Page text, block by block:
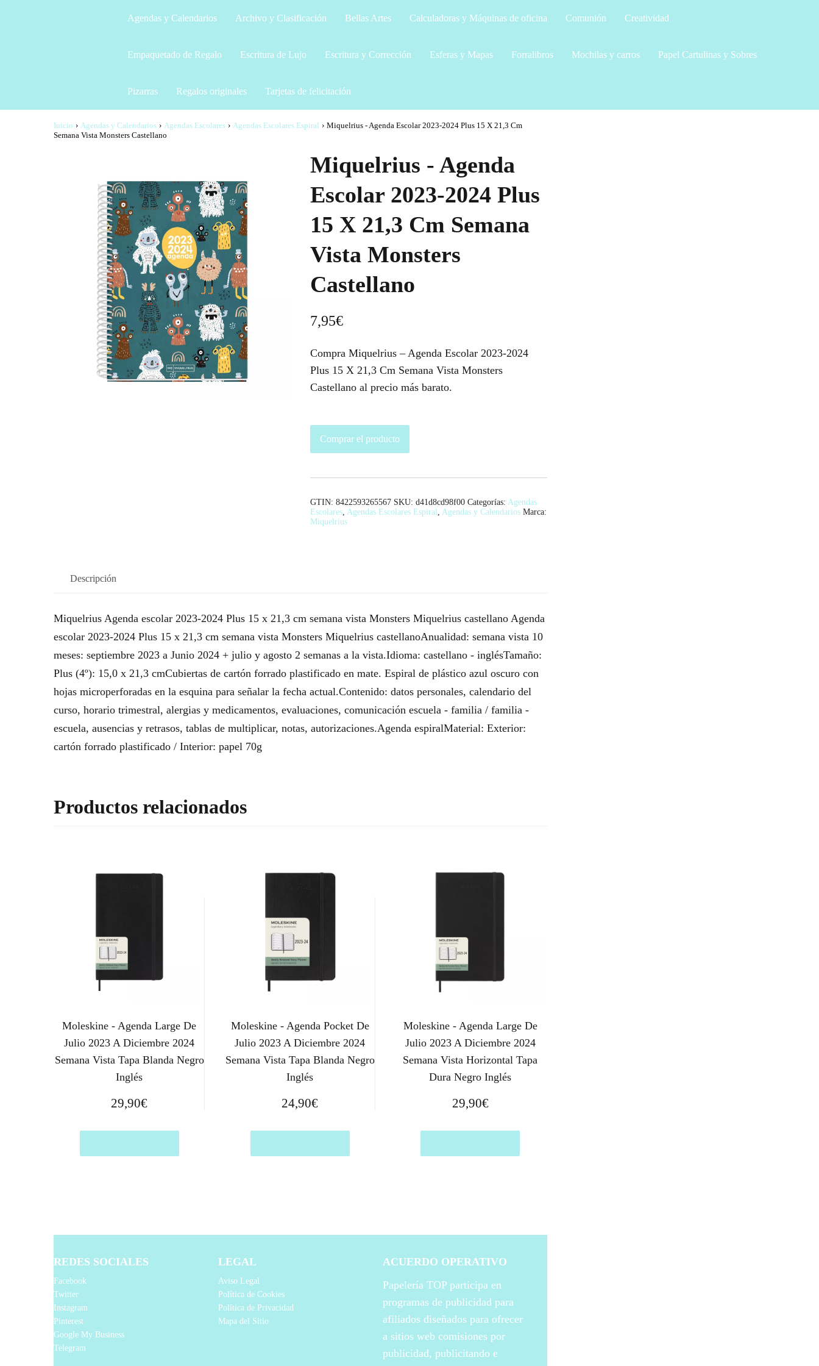
Agendas y Calendarios Archivo y Clasificación Bellas Artes Calculadoras y Máquinas de oficina Comunión Creatividad
Empaquetado de Regalo Escritura de Lujo Escritura y Corrección Esferas y Mapas Forralibros Mochilas y carros Papel Cartulinas y Sobres
Pizarras Regalos originales Tarjetas de felicitación
Inicio › Agendas y Calendarios › Agendas Escolares › Agendas Escolares Espiral › Miquelrius - Agenda Escolar 2023-2024 Plus 15 X 21,3 Cm
Semana Vista Monsters Castellano
Miquelrius - Agenda
Escolar 2023-2024 Plus
15 X 21,3 Cm Semana
Vista Monsters
Castellano
7,95€
Compra Miquelrius – Agenda Escolar 2023-2024
Plus 15 X 21,3 Cm Semana Vista Monsters
Castellano al precio más barato.
Comprar el producto
GTIN: 8422593265567 SKU: d41d8cd98f00 Categorías: Agendas
Escolares, Agendas Escolares Espiral , Agendas y Calendarios Marca:
Miquelrius
Descripción
Miquelrius Agenda escolar 2023-2024 Plus 15 x 21,3 cm semana vista Monsters Miquelrius castellano Agenda
escolar 2023-2024 Plus 15 x 21,3 cm semana vista Monsters Miquelrius castellanoAnualidad: semana vista 10
meses: septiembre 2023 a Junio 2024 + julio y agosto 2 semanas a la vista.Idioma: castellano - inglésTamaño:
Plus (4º): 15,0 x 21,3 cmCubiertas de cartón forrado plastificado en mate. Espiral de plástico azul oscuro con
hojas microperforadas en la esquina para señalar la fecha actual.Contenido: datos personales, calendario del
curso, horario trimestral, alergias y medicamentos, evaluaciones, comunicación escuela - familia / familia -
escuela, ausencias y retrasos, tablas de multiplicar, notas, autorizaciones.Agenda espiralMaterial: Exterior:
cartón forrado plastificado / Interior: papel 70g
Productos relacionados
Moleskine - Agenda Large De
Julio 2023 A Diciembre 2024
Semana Vista Tapa Blanda Negro
Inglés
29,90€
Moleskine - Agenda Pocket De
Julio 2023 A Diciembre 2024
Semana Vista Tapa Blanda Negro
Inglés
24,90€
Moleskine - Agenda Large De
Julio 2023 A Diciembre 2024
Semana Vista Horizontal Tapa
Dura Negro Inglés
29,90€
REDES SOCIALES
Facebook
Twitter
Instagram
Pinterest
Google My Business
Telegram
LEGAL
Aviso Legal
Política de Cookies
Política de Privacidad
Mapa del Sitio
ACUERDO OPERATIVO
Papelería TOP participa en
programas de publicidad para
afiliados diseñados para ofrecer
a sitios web comisiones por
publicidad, publicitando e